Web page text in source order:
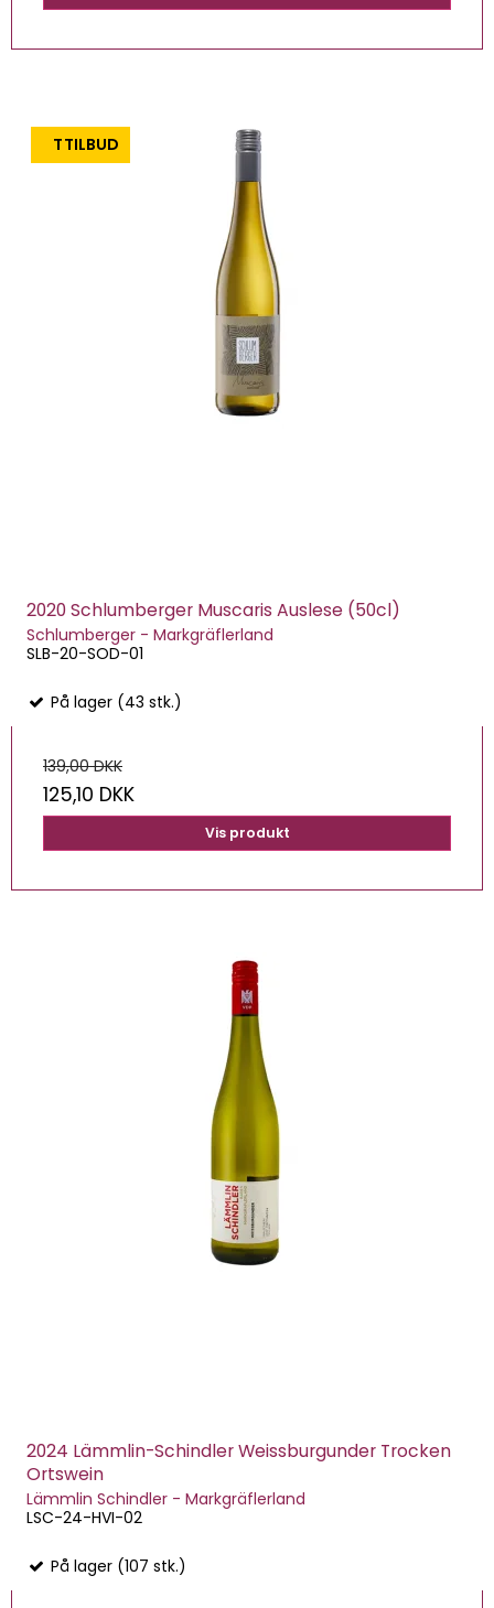
TILBUD
2020 Schlumberger Muscaris Auslese (50cl)
Schlumberger - Markgräflerland
SLB-20-SOD-01
På lager (43 stk.)
139,00 DKK
125,10 DKK
Vis produkt
2024 Lämmlin-Schindler Weissburgunder Trocken
Ortswein
Lämmlin Schindler - Markgräflerland
LSC-24-HVI-02
På lager (107 stk.)